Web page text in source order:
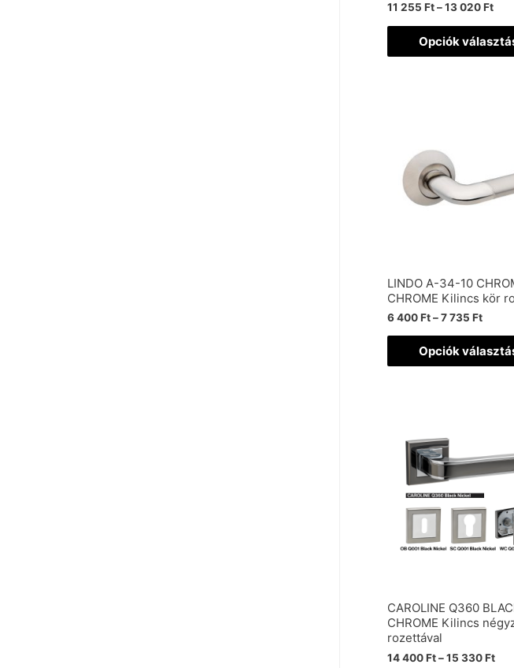
11 255 Ft–13 020Ft
Opciók
LINDO A-34-10
CHROME Kilincs kör
6 400Ft–7 735 Ft
Opciók
CAROLINE Q360
CHROME Kilincs
rozettával
14 400Ft–15 330Ft